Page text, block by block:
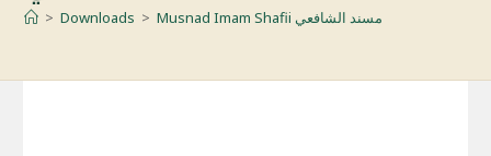
> Downloads > Musnad Imam Shafii مسند الشافعي